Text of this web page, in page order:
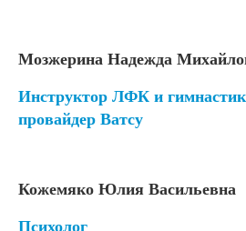
Мозжерина Надежда
Инструктор ЛФК и
провайдер Ватсу
Кожемяко Юлия Васильевна
Психолог